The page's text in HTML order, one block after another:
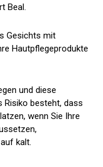
Beal.
Gesichts mit
Hautpflegeprodukte
und diese
Risiko besteht, dass
wenn Sie Ihre
kalt.